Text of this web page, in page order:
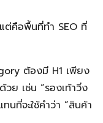
ต่คือพื้นที่ทำ SEO ที่
ต้องมี H1 เพียง
ย เช่น “รองเท้าวิ่ง
ที่จะใช้คำว่า “สินค้า